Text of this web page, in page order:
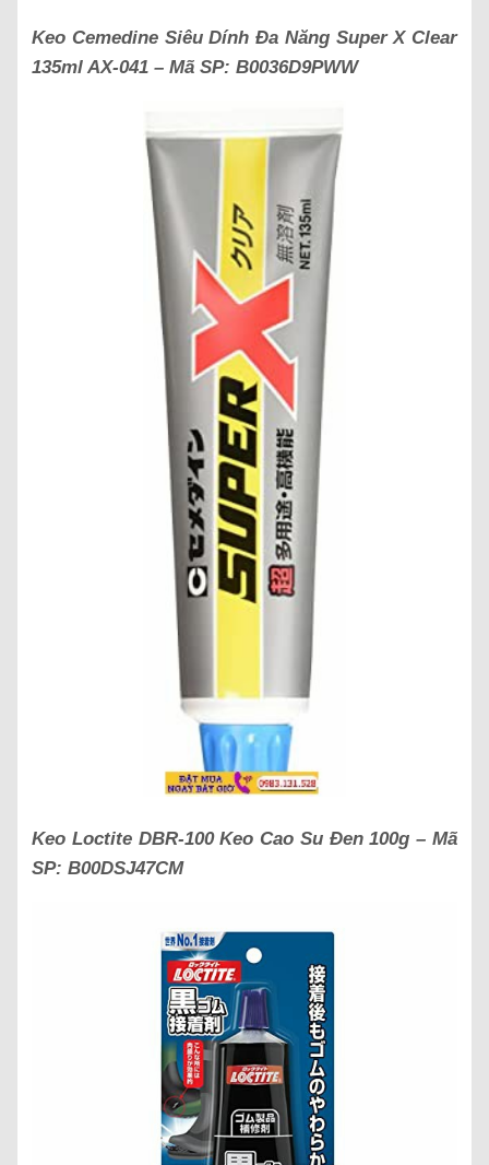
Keo Cemedine Siêu Dính Đa Năng Super X Clear
135ml AX-041 – Mã SP: B0036D9PWW
Keo Loctite DBR-100 Keo Cao Su Đen 100g – Mã
SP: B00DSJ47CM